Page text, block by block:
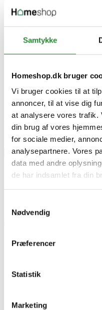
Samtykke
Homeshop.dk bruger
Vi bruger cookies til at
annoncer, til at vise dig
at analysere vores trafik.
din brug af vores
for sociale medier,
analysepartnere. Vores
data med andre
de har indsamlet fra din
Nødvendig
Præferencer
Statistik
Marketing
Producent information
Danmark
381014062
EAN
Skriv produktanmeldelse
Ingen kundeanmeldelser for
×
Wimex
h140 -